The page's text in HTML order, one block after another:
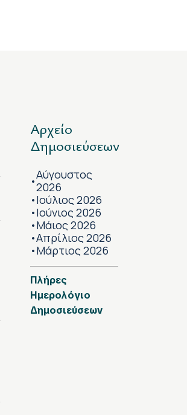
Αρχείο
Δημοσιεύσεων
•Αύγουστος
2026
•Ιούλιος 2026
•Ιούνιος 2026
•Μάιος 2026
•Απρίλιος 2026
•Μάρτιος 2026
Πλήρες
Ημερολόγιο
Δημοσιεύσεων